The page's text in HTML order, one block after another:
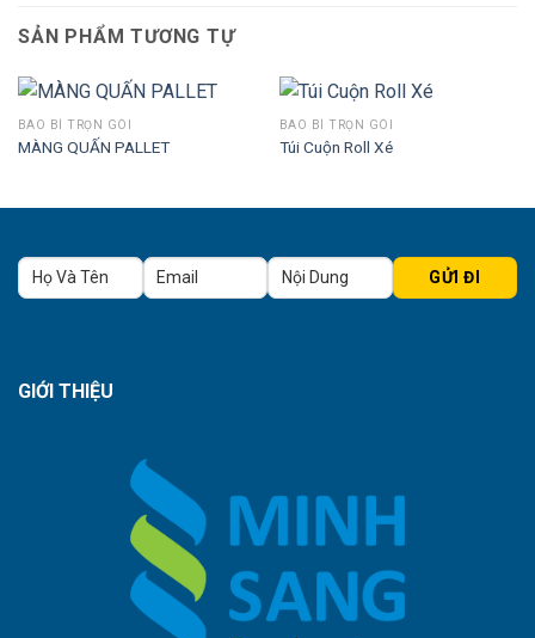
SẢN PHẨM TƯƠNG TỰ
BAO BÌ TRỌN GÓI
MÀNG QUẤN PALLET
BAO BÌ TRỌN GÓI
Túi Cuộn Roll Xé
GIỚI THIỆU